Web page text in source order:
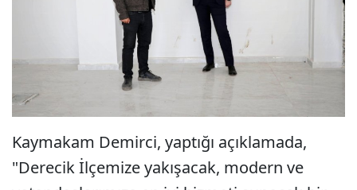
Kaymakam Demirci, yaptığı açıklamada,
"Derecik İlçemize yakışacak, modern ve